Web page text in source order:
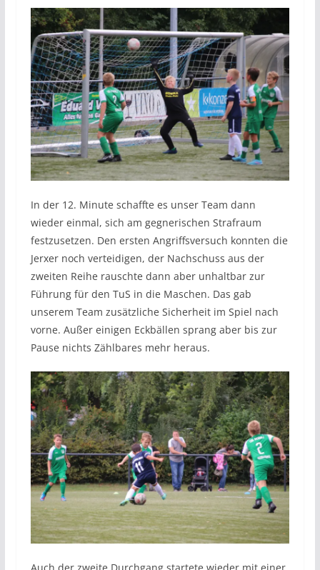
In der 12. Minute schaffte es unser Team dann
wieder einmal, sich am gegnerischen Strafraum
festzusetzen. Den ersten Angriffsversuch konnten die
Jerxer noch verteidigen, der Nachschuss aus der
zweiten Reihe rauschte dann aber unhaltbar zur
Führung für den TuS in die Maschen. Das gab
unserem Team zusätzliche Sicherheit im Spiel nach
vorne. Außer einigen Eckbällen sprang aber bis zur
Pause nichts Zählbares mehr heraus.